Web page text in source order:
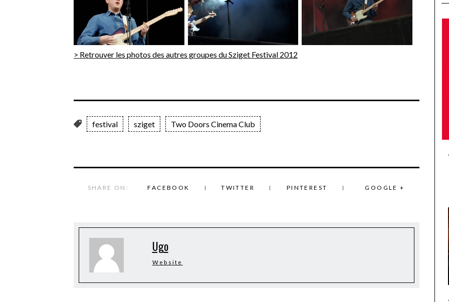
> Retrouver les photos des autres groupes du Sziget Festival 2012
festival sziget Two Doors Cinema Club
SHARE ON: FACEBOOK TWITTER PINTEREST GOOGLE +
Ugo
Website